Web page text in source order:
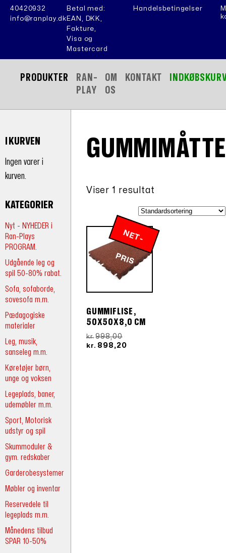
40420932
info@ranplay.dk
Betal med:
EAN, DKK,
Fakture,
Visa og
Mastercard
Handelsbetingelser
PRODUKTER
RAN-
PLAY
OM
OS
KONTAKT
I KURVEN
Ingen varer i
kurven.
KATEGORIER
Nyt - NYHEDER i
Ran-Plays
PROGRAM.
Udgående leg og
spil 50-80% rabat.
Sofa, sofaborde,
sovesofa m.m.
Pædagogiske
materialer
Leg, musik,
sanseleg m.m.
Køretøjer børn,
unge og voksen
Legeplads, baner,
udemøbler m.m.
Sport, Motorisk
udstyr og spil
Skummoduler &
gym. redskaber
Garderobesystemer
Møbler og inventar
Reservedele til
legeplads m.m.
Månedens tilbud
SPAR 10-50%
Viser 1 resultat
N
E
T
-
P
R
IS
GUMMIFLISE,
50X50X8,0 CM
kr. 998,00Den
oprindelige
kr. 898,20Den